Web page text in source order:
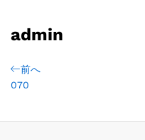
admin
前へ
070